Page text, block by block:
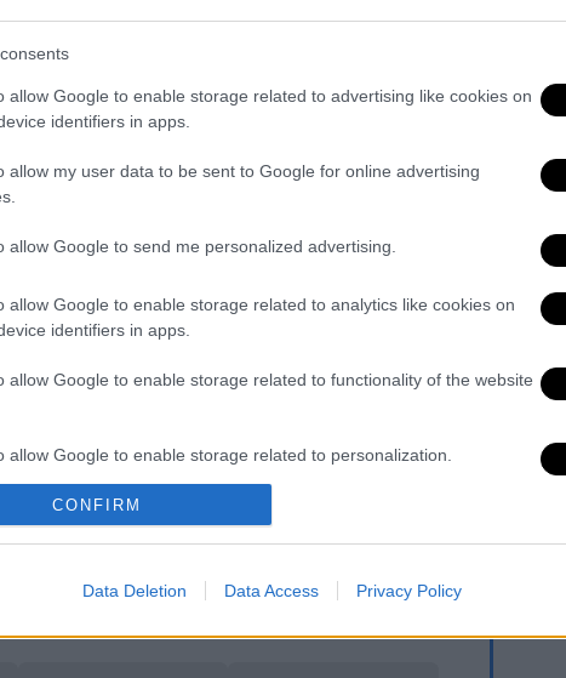
allow Google to enable storage related to advertising like cookies on
identifiers in apps.
allow my user data to be sent to Google for online advertising
allow Google to send me personalized advertising.
allow Google to enable storage related to analytics like cookies on
identifiers in apps.
allow Google to enable storage related to functionality of the website
allow Google to enable storage related to personalization.
allow Google to enable storage related to security, including
CONFIRM
Data Deletion Data Access Privacy Policy
για το δυστύχημα στο
τη ζωή του ένας 19χρονος από τη
να αφορά το σκέλος των ευθυνών
καιυπάλληλοι , που είχαν ήδη
Οεισαγγελέας
εάν υπάρχουν ποινικές ευθύνες για το
, με την έρευνα να συνεχίζεται για τα
ευθύνεςτου ιδιοκτήτη
, του χειριστή του
η ετυμηγορία του
παραπομπή τους σε δίκη ή όχι, αφού
ανθρωποκτονίας με ενδεχόμενο δόλο.